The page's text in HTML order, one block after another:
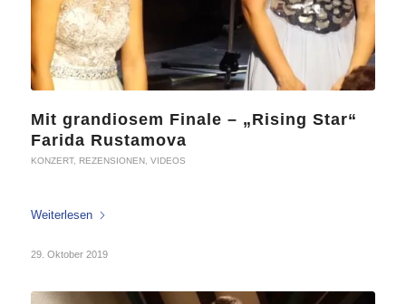
Mit grandiosem Finale – „Rising Star“
Farida Rustamova
KONZERT, REZENSIONEN, VIDEOS
Weiterlesen
29. Oktober 2019